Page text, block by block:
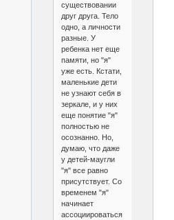
существовании
друг друга. Тело
одно, а личности
разные. У
ребенка нет еще
памяти, но "я"
уже есть. Кстати,
маленькие дети
не узнают себя в
зеркале, и у них
еще понятие "я"
полностью не
осознанно. Но,
думаю, что даже
у детей-маугли
"я" все равно
присутствует. Со
временем "я"
начинает
ассоциироваться